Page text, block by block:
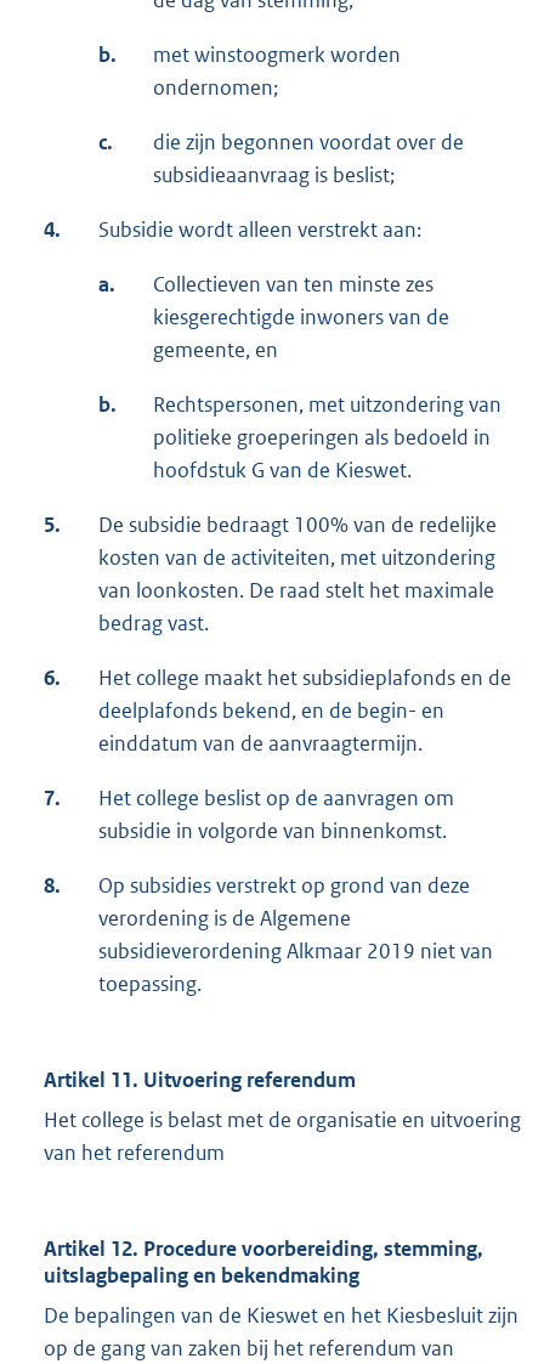
b.
met winstoogmerk worden
ondernomen;
c.
die zijn begonnen voordat over de
subsidieaanvraag is beslist;
4. Subsidie wordt alleen verstrekt aan:
a.
Collectieven van ten minste zes
kiesgerechtigde inwoners van de
gemeente, en
b.
Rechtspersonen, met uitzondering van
politieke groeperingen als bedoeld in
hoofdstuk G van de Kieswet.
5.
De subsidie bedraagt 100% van de redelijke
kosten van de activiteiten, met uitzondering
van loonkosten. De raad stelt het maximale
bedrag vast.
6.
Het college maakt het subsidieplafonds en de
deelplafonds bekend, en de begin- en
einddatum van de aanvraagtermijn.
7.
Het college beslist op de aanvragen om
subsidie in volgorde van binnenkomst.
8.
Op subsidies verstrekt op grond van deze
verordening is de Algemene
subsidieverordening Alkmaar 2019 niet van
toepassing.
Artikel 11. Uitvoering referendum
Het college is belast met de organisatie en uitvoering
van het referendum
Artikel 12. Procedure voorbereiding, stemming,
uitslagbepaling en bekendmaking
De bepalingen van de Kieswet en het Kiesbesluit zijn
op de gang van zaken bij het referendum van